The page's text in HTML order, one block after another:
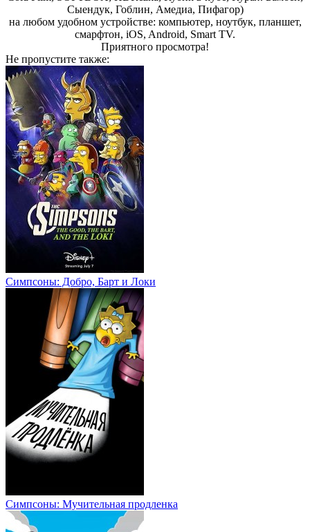
Сыендук, Гоблин, Амедиа, Пифагор)
на любом удобном устройстве: компьютер, ноутбук, планшет,
смарфтон, iOS, Android, Smart TV.
Пpиятнoгo пpocмoтpa!
Не пропустите также:
Симпсоны: Добро, Барт и Локи
Симпсоны: Мучительная продленка